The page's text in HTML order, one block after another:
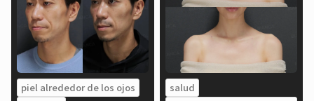
piel alrededor de los ojos
salud